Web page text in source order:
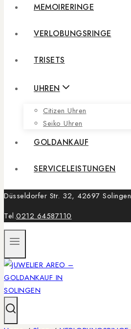
MEMOIRERINGE
VERLOBUNGSRINGE
TRISETS
UHREN
Citizen Uhren
Seiko Uhren
GOLDANKAUF
SERVICELEISTUNGEN
Düsseldorfer Str. 32, 42697 Solingen
Tel.0212 64587110